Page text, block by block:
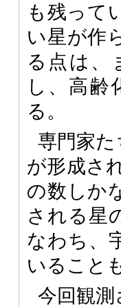
も残って
い星が作
る点は、
し、高齢
る。
専門家
が形成さ
の数しか
される星
なわち、
いること
今回観